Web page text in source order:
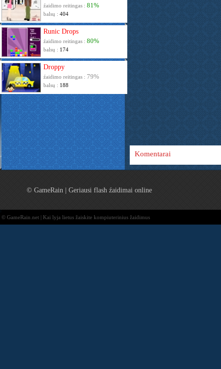
źaidimo reitingas : 81%
balsų : 404
Runic Drops
źaidimo reitingas : 80%
balsų : 174
Droppy
źaidimo reitingas : 79%
balsų : 188
Komentarai
© GameRain | Geriausi flash źaidimai online
© GameRain.net | Kai lyja lietus žaiskite kompiuterinius žaidimus